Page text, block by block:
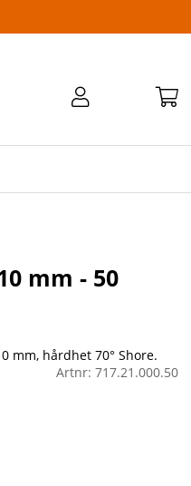
mm - 50
mm, hårdhet 70° Shore.
Artnr: 717.21.000.50